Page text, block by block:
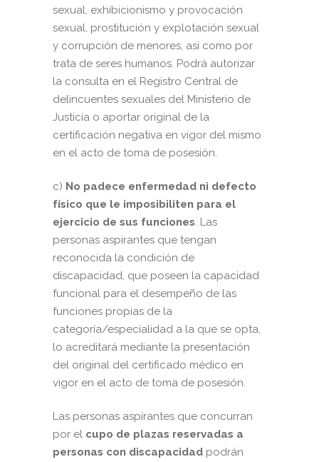
sexual, exhibicionismo y provocación
sexual, prostitución y explotación sexual
y corrupción de menores, así como por
trata de seres humanos. Podrá autorizar
la consulta en el Registro Central de
delincuentes sexuales del Ministerio de
Justicia o aportar original de la
certificación negativa en vigor del mismo
en el acto de toma de posesión.
c) No padece enfermedad ni defecto
físico que le imposibiliten para el
ejercicio de sus funciones. Las
personas aspirantes que tengan
reconocida la condición de
discapacidad, que poseen la capacidad
funcional para el desempeño de las
funciones propias de la
categoría/especialidad a la que se opta,
lo acreditará mediante la presentación
del original del certificado médico en
vigor en el acto de toma de posesión.
Las personas aspirantes que concurran
por el cupo de plazas reservadas a
personas con discapacidad podrán